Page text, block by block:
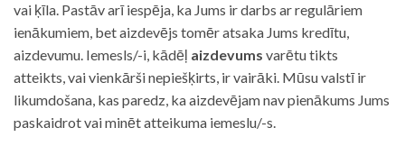
vai ķīla. Pastāv arī iespēja, ka Jums ir darbs ar regulāriem
ienākumiem, bet aizdevējs tomēr atsaka Jums kredītu,
aizdevumu. Iemesls/-i, kādēļ aizdevums varētu tikts
atteikts, vai vienkārši nepiešķirts, ir vairāki. Mūsu valstī ir
likumdošana, kas paredz, ka aizdevējam nav pienākums Jums
paskaidrot vai minēt atteikuma iemeslu/-s.